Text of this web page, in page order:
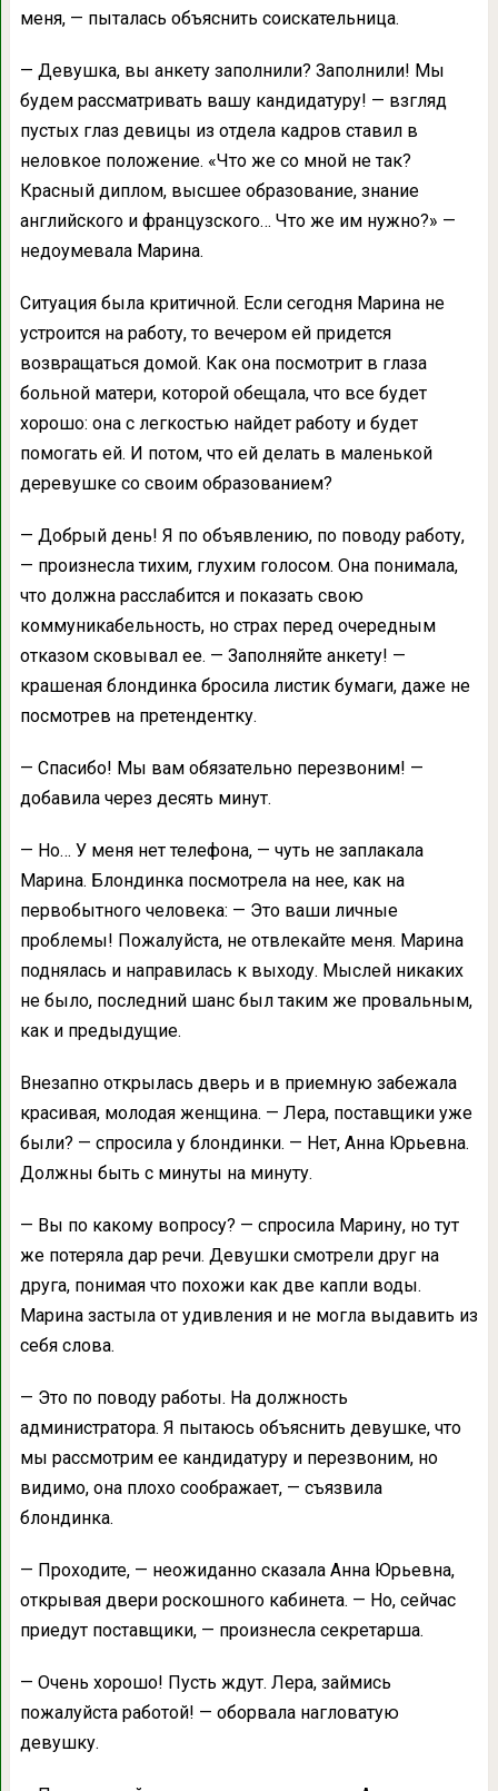
меня, — пыталась объяснить соискательница.
— Девушка, вы анкету заполнили? Заполнили! Мы
будем рассматривать вашу кандидатуру! — взгляд
пустых глаз девицы из отдела кадров ставил в
неловкое положение. «Что же со мной не так?
Красный диплом, высшее образование, знание
английского и французского… Что же им нужно?» —
недоумевала Марина.
Ситуация была критичной. Если сегодня Марина не
устроится на работу, то вечером ей придется
возвращаться домой. Как она посмотрит в глаза
больной матери, которой обещала, что все будет
хорошо: она с легкостью найдет работу и будет
помогать ей. И потом, что ей делать в маленькой
деревушке со своим образованием?
— Добрый день! Я по объявлению, по поводу работу,
— произнесла тихим, глухим голосом. Она понимала,
что должна расслабится и показать свою
коммуникабельность, но страх перед очередным
отказом сковывал ее. — Заполняйте анкету! —
крашеная блондинка бросила листик бумаги, даже не
посмотрев на претендентку.
— Спасибо! Мы вам обязательно перезвоним! —
добавила через десять минут.
— Но… У меня нет телефона, — чуть не заплакала
Марина. Блондинка посмотрела на нее, как на
первобытного человека: — Это ваши личные
проблемы! Пожалуйста, не отвлекайте меня. Марина
поднялась и направилась к выходу. Мыслей никаких
не было, последний шанс был таким же провальным,
как и предыдущие.
Внезапно открылась дверь и в приемную забежала
красивая, молодая женщина. — Лера, поставщики уже
были? — спросила у блондинки. — Нет, Анна Юрьевна.
Должны быть с минуты на минуту.
— Вы по какому вопросу? — спросила Марину, но тут
же потеряла дар речи. Девушки смотрели друг на
друга, понимая что похожи как две капли воды.
Марина застыла от удивления и не могла выдавить из
себя слова.
— Это по поводу работы. На должность
администратора. Я пытаюсь объяснить девушке, что
мы рассмотрим ее кандидатуру и перезвоним, но
видимо, она плохо соображает, — съязвила
блондинка.
— Проходите, — неожиданно сказала Анна Юрьевна,
открывая двери роскошного кабинета. — Но, сейчас
приедут поставщики, — произнесла секретарша.
— Очень хорошо! Пусть ждут. Лера, займись
пожалуйста работой! — оборвала нагловатую
девушку.